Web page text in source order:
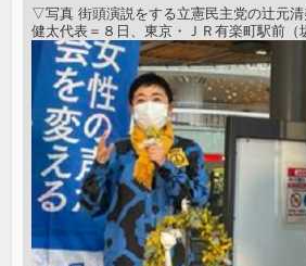
▽写真 街頭演説をする立憲民主党の辻元
健太代表＝８日、東京・ＪＲ有楽町駅前（